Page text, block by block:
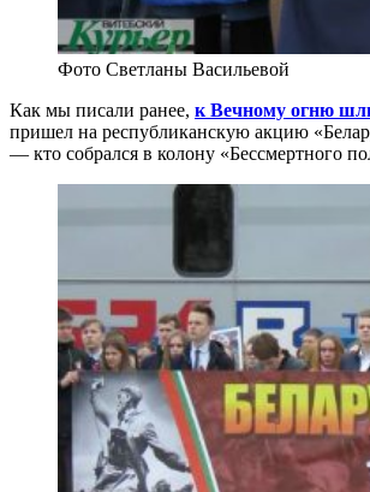
Фото Светланы Васильевой
Как мы писали ранее, к Вечному огню
пришел на республиканскую акцию
— кто собрался в колону «Бессмертного